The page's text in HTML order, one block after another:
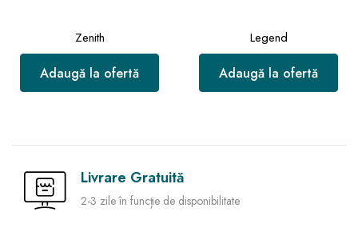
Zenith
Adaugă la ofertă
Legend
Adaugă la ofertă
Livrare Gratuită
2-3 zile în funcție de disponibilitate